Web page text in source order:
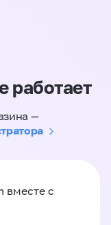
работает
—
вместе с